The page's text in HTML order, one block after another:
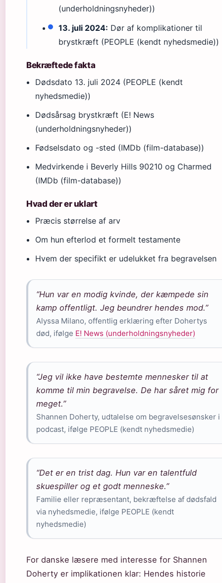
(underholdningsnyheder))
13. juli 2024: Dør af komplikationer til
brystkræft (PEOPLE (kendt nyhedsmedie))
Bekræftede fakta
Dødsdato 13. juli 2024 (PEOPLE (kendt
nyhedsmedie))
Dødsårsag brystkræft (E! News
(underholdningsnyheder))
Fødselsdato og -sted (IMDb (film-database))
Medvirkende i Beverly Hills 90210 og Charmed
(IMDb (film-database))
Hvad der er uklart
Præcis størrelse af arv
Om hun efterlod et formelt testamente
Hvem der specifikt er udelukket fra begravelsen
“Hun var en modig kvinde, der kæmpede sin
kamp offentligt. Jeg beundrer hendes mod.”
Alyssa Milano, offentlig erklæring efter Dohertys
død, ifølge E! News (underholdningsnyheder)
“Jeg vil ikke have bestemte mennesker til at
komme til min begravelse. De har såret mig for
meget.”
Shannen Doherty, udtalelse om begravelsesønsker i
podcast, ifølge PEOPLE (kendt nyhedsmedie)
“Det er en trist dag. Hun var en talentfuld
skuespiller og et godt menneske.”
Familie eller repræsentant, bekræftelse af dødsfald
via nyhedsmedie, ifølge PEOPLE (kendt
nyhedsmedie)
For danske læsere med interesse for Shannen
Doherty er implikationen klar: Hendes historie